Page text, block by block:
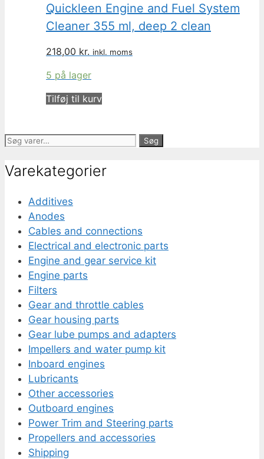
Quickleen Engine and Fuel System
Cleaner 355 ml, deep 2 clean
218,00 kr. inkl. moms
5 på lager
Tilføj til kurv
Søg
Søg
Varekategorier
Additives
Anodes
Cables and connections
Electrical and electronic parts
Engine and gear service kit
Engine parts
Filters
Gear and throttle cables
Gear housing parts
Gear lube pumps and adapters
Impellers and water pump kit
Inboard engines
Lubricants
Other accessories
Outboard engines
Power Trim and Steering parts
Propellers and accessories
Shipping